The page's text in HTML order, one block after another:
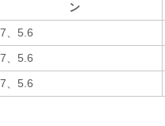
ン
、5.6
、5.6
、5.6